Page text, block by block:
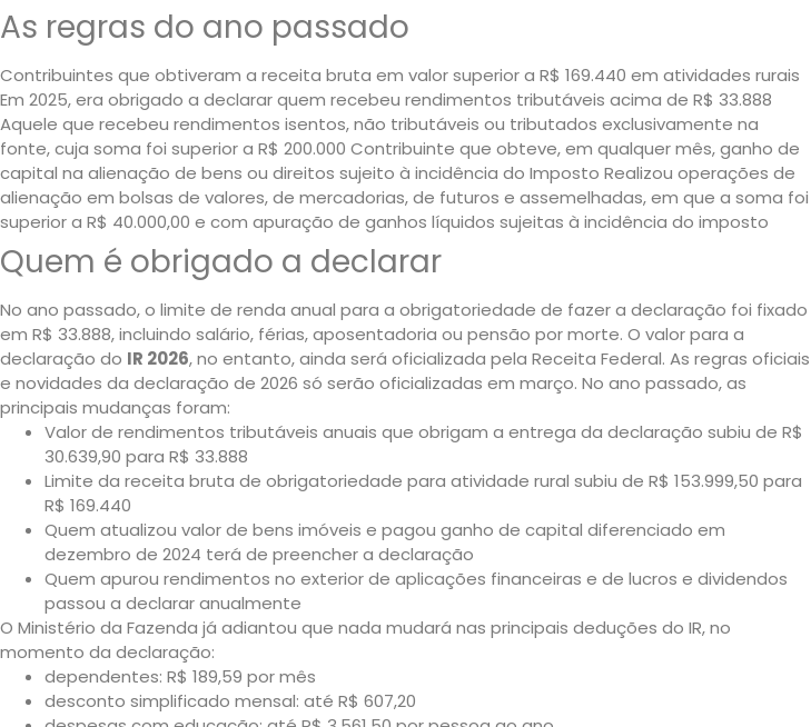
As regras do ano passado
Contribuintes que obtiveram a receita bruta em valor superior a R$ 169.440 em atividades rurais
Em 2025, era obrigado a declarar quem recebeu rendimentos tributáveis acima de R$ 33.888
Aquele que recebeu rendimentos isentos, não tributáveis ou tributados exclusivamente na
fonte, cuja soma foi superior a R$ 200.000 Contribuinte que obteve, em qualquer mês, ganho de
capital na alienação de bens ou direitos sujeito à incidência do Imposto Realizou operações de
alienação em bolsas de valores, de mercadorias, de futuros e assemelhadas, em que a soma foi
superior a R$ 40.000,00 e com apuração de ganhos líquidos sujeitas à incidência do imposto
Quem é obrigado a declarar
No ano passado, o limite de renda anual para a obrigatoriedade de fazer a declaração foi fixado
em R$ 33.888, incluindo salário, férias, aposentadoria ou pensão por morte. O valor para a
declaração do IR 2026, no entanto, ainda será oficializada pela Receita Federal. As regras oficiais
e novidades da declaração de 2026 só serão oficializadas em março. No ano passado, as
principais mudanças foram:
Valor de rendimentos tributáveis anuais que obrigam a entrega da declaração subiu de R$
30.639,90 para R$ 33.888
Limite da receita bruta de obrigatoriedade para atividade rural subiu de R$ 153.999,50 para
R$ 169.440
Quem atualizou valor de bens imóveis e pagou ganho de capital diferenciado em
dezembro de 2024 terá de preencher a declaração
Quem apurou rendimentos no exterior de aplicações financeiras e de lucros e dividendos
passou a declarar anualmente
O Ministério da Fazenda já adiantou que nada mudará nas principais deduções do IR, no
momento da declaração:
dependentes: R$ 189,59 por mês
desconto simplificado mensal: até R$ 607,20